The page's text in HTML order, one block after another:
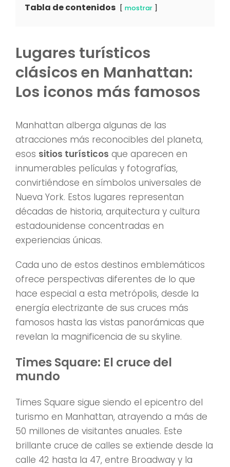
Tabla de contenidos mostrar
Lugares turísticos
clásicos en Manhattan:
Los iconos más famosos
Manhattan alberga algunas de las
atracciones más reconocibles del planeta,
esos sitios turísticos que aparecen en
innumerables películas y fotografías,
convirtiéndose en símbolos universales de
Nueva York. Estos lugares representan
décadas de historia, arquitectura y cultura
estadounidense concentradas en
experiencias únicas.
Cada uno de estos destinos emblemáticos
ofrece perspectivas diferentes de lo que
hace especial a esta metrópolis, desde la
energía electrizante de sus cruces más
famosos hasta las vistas panorámicas que
revelan la magnificencia de su skyline.
Times Square: El cruce del
mundo
Times Square sigue siendo el epicentro del
turismo en Manhattan, atrayendo a más de
50 millones de visitantes anuales. Este
brillante cruce de calles se extiende desde la
calle 42 hasta la 47, entre Broadway y la